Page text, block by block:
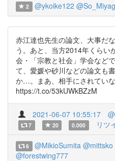
2 @ykoike122
赤江達也先生の論文、大事だ
う。あと、当方2014年くらい
会・「宗教と社会」学会など
て、愛媛や砂川などの論文も
か…。まあ、相手にされていな
https://t.co/53kUWkBZzM
2021-06-07 10:55:17
7 20 0.000 リツ
6 @MikioSumita @mittsko
@forestwing777